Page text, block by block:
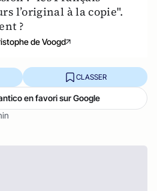
l’original à la copie".
?
de Voogd
CLASSER
en favori sur Google